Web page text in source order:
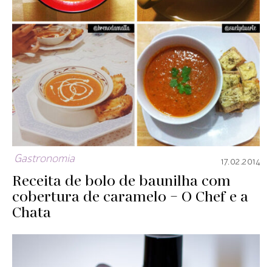
Gastronomia 17.02.2014
Receita de bolo de baunilha com
cobertura de caramelo – O Chef e a
Chata